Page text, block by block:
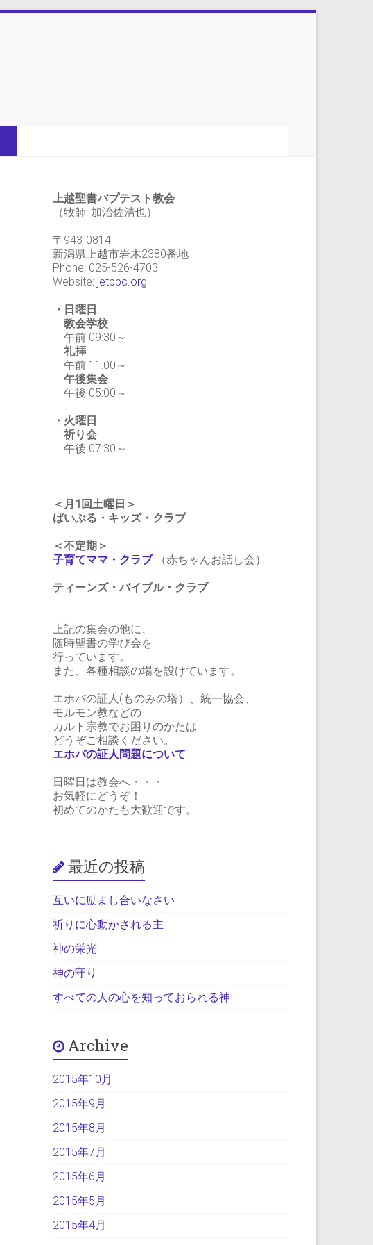
上越聖書バプテスト教会
（牧師: 加治佐清也）
〒943-0814
新潟県上越市岩木2380番地
Phone: 025-526-4703
Website: jetbbc.org
・日曜日
教会学校
午前 09:30～
礼拝
午前 11:00～
午後集会
午後 05:00～
・火曜日
祈り会
午後 07:30～
＜月1回土曜日＞
ばいぶる・キッズ・クラブ
＜不定期＞
子育てママ・クラブ（赤ちゃんお話し会）
ティーンズ・バイブル・クラブ
上記の集会の他に、
随時聖書の学び会を
行っています。
また、各種相談の場を設けています。
エホバの証人(ものみの塔）、統一協会、
モルモン教などの
カルト宗教でお困りのかたは
どうぞご相談ください。
エホバの証人問題について
日曜日は教会へ・・・
お気軽にどうぞ！
初めてのかたも大歓迎です。
最近の投稿
互いに励まし合いなさい
祈りに心動かされる主
神の栄光
神の守り
すべての人の心を知っておられる神
Archive
2015年10月
2015年9月
2015年8月
2015年7月
2015年6月
2015年5月
2015年4月